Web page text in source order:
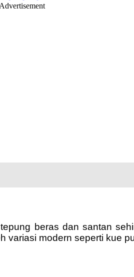
Advertisement
beras dan santan
variasi modern seperti kue